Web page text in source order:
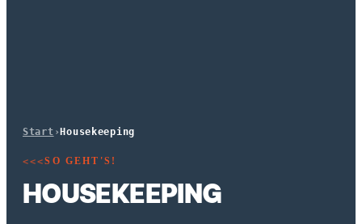
Start › Housekeeping
<<<SO GEHT'S!
HOUSEKEEPING